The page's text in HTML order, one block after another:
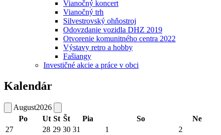
Vianočný koncert
Vianočný trh
Silvestrovský ohňostroj
Odovzdanie vozidla DHZ 2019
Otvorenie komunitného centra 2022
Výstavy retro a hobby
Fašiangy
Investičné akcie a práce v obci
Kalendár
August2026
Po
Ut St Št Pia So
Ne
27
28 29 30 31 1 2